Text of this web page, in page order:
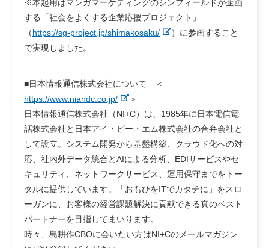
※本起用はマンガマーケティングのシンフィールドが企画
する「社会をよくする企業応援プロジェクト」
（https://sg-project.jp/shimakosaku/
）に参画すること
で実現しました。
■日本情報通信株式会社について ＜
https://www.niandc.co.jp/
＞
日本情報通信株式会社（NI+C）は、1985年に日本電信電
話株式会社と日本アイ・ビー・エム株式会社の合弁会社と
して設立。システム開発から基盤構築、クラウド化への対
応、社内外データ統合とAIによる分析、EDIサービスやセ
キュリティ、ネットワークサービス、運用保守までをトー
タルに提供しています。「おもひをITでカタチに」をスロ
ーガンに、お客様の経営課題解決に貢献できる真のベスト
パートナーを目指してまいります。
時々、島耕作CBOに会いたい方はNI+Cのメールマガジン